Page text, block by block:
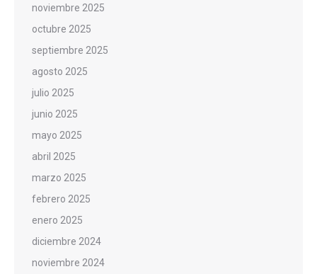
noviembre 2025
octubre 2025
septiembre 2025
agosto 2025
julio 2025
junio 2025
mayo 2025
abril 2025
marzo 2025
febrero 2025
enero 2025
diciembre 2024
noviembre 2024